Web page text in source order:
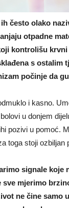
često olako
otpadne
kontrolišu
s ostalim
počinje da
i kasno.
u donjem
pozivi u pomoć.
toga stoji ozbiljan
signale koje
mjerimo
ne čine samo